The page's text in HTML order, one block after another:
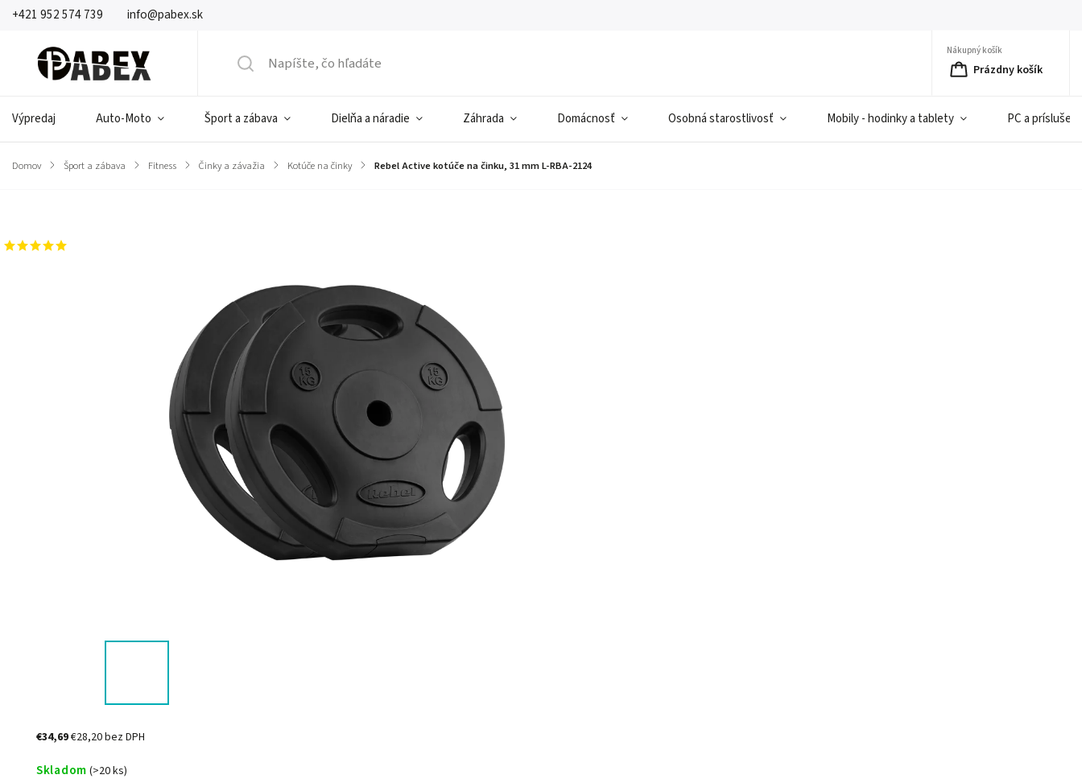
+421 952 574 739 info@pabex.sk
Nákupný košík
Prázdny košík
Výpredaj Auto-Moto Šport a zábava Dielňa a náradie Záhrada Domácnosť Osobná starostlivosť Mobily - hodinky a tablety PC a
Domov / Šport a zábava / Fitness / Činky a závažia / Kotúče na činky / Rebel Active kotúče na činku, 31 mm L-RBA-2124
€34,69€28,20 bez DPH
Skladom (>20 ks)